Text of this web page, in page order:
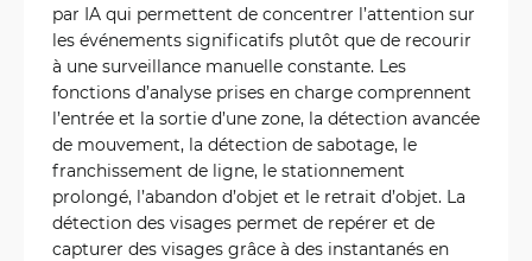
par IA qui permettent de concentrer l’attention sur
les événements significatifs plutôt que de recourir
à une surveillance manuelle constante. Les
fonctions d’analyse prises en charge comprennent
l’entrée et la sortie d’une zone, la détection avancée
de mouvement, la détection de sabotage, le
franchissement de ligne, le stationnement
prolongé, l’abandon d’objet et le retrait d’objet. La
détection des visages permet de repérer et de
capturer des visages grâce à des instantanés en